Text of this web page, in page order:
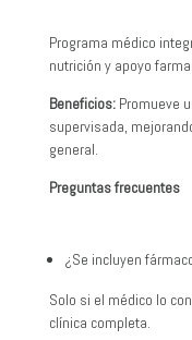
Programa médico
nutrición y apoyo
Beneficios:Promueve
supervisada,
general.
Preguntas frecuentes
¿Se incluyen
Solo si el médico lo
clínica completa.